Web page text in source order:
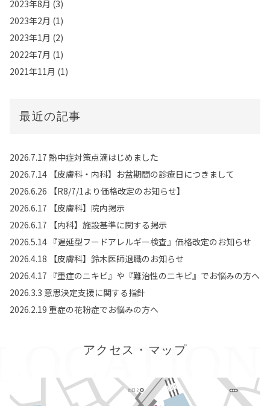
2023年8月 (3)
2023年2月 (1)
2023年1月 (2)
2022年7月 (1)
2021年11月 (1)
最近の記事
2026.7.17 熱中症対策点滴はじめました
2026.7.14 【皮膚科・内科】お盆期間の診療日につきまして
2026.6.26 【R8/7/1より価格改定のお知らせ】
2026.6.17 【皮膚科】院内掲示
2026.6.17 【内科】施設基準に関する掲示
2026.5.14 『遅延型フードアレルギー検査』価格改定のお知らせ
2026.4.18 【皮膚科】鈴木医師退職のお知らせ
2026.4.17 『重症のニキビ』や『難治性のニキビ』でお悩みの方へ
2026.3.3 意思決定支援に関する指針
2026.2.19 重症の花粉症でお悩みの方へ
アクセス・マップ